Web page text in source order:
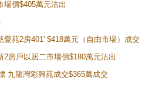
場價$405萬元沽出
苑2房401' $418萬元（自由市場）成交
房戶以居二市場價$180萬元沽出
九龍灣彩興苑成交$365萬成交